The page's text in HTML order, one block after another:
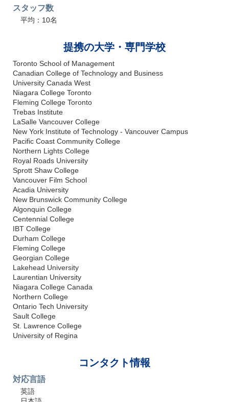
スタッフ数
平均：10名
提携の大学・専門学校
Toronto School of Management
Canadian College of Technology and Business
University Canada West
Niagara College Toronto
Fleming College Toronto
Trebas Institute
LaSalle Vancouver College
New York Institute of Technology - Vancouver Campus
Pacific Coast Community College
Northern Lights College
Royal Roads University
Sprott Shaw College
Vancouver Film School
Acadia University
New Brunswick Community College
Algonquin College
Centennial College
IBT College
Durham College
Fleming College
Georgian College
Lakehead University
Laurentian University
Niagara College Canada
Northern College
Ontario Tech University
Sault College
St. Lawrence College
University of Regina
コンタクト情報
対応言語
英語